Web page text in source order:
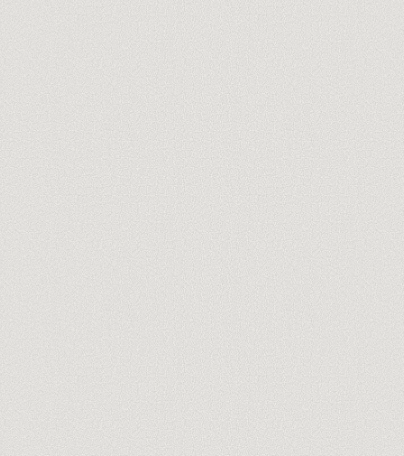
Réserver l'audit offert de 60 min →